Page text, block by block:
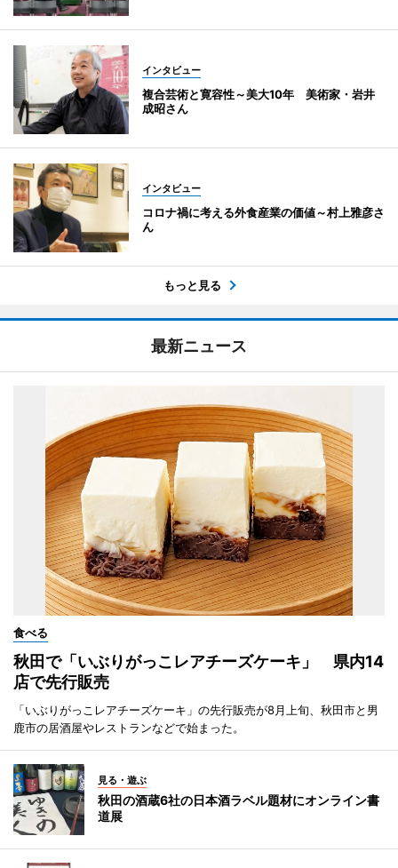
インタビュー
複合芸術と寛容性～美大10年 美術家・岩井
成昭さん
インタビュー
コロナ禍に考える外食産業の価値～村上雅彦さ
ん
もっと見る
最新ニュース
食べる
秋田で「いぶりがっこレアチーズケーキ」 県内14
店で先行販売
「いぶりがっこレアチーズケーキ」の先行販売が8月上旬、秋田市と男
鹿市の居酒屋やレストランなどで始まった。
見る・遊ぶ
秋田の酒蔵6社の日本酒ラベル題材にオンライン書
道展